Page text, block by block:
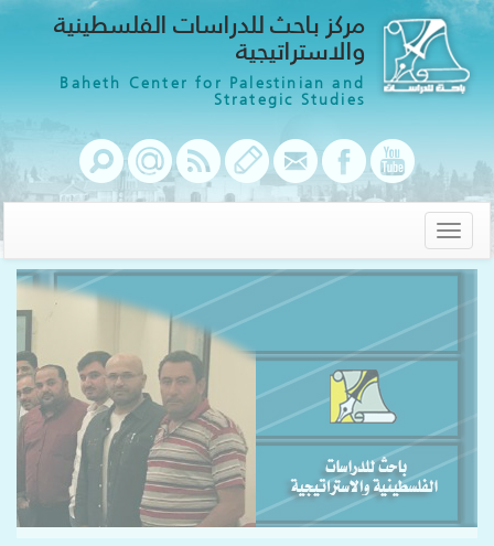
مركز باحث للدراسات الفلسطينية
والاستراتيجية
Baheth Center for Palestinian and
Strategic Studies
Toggle
navigation